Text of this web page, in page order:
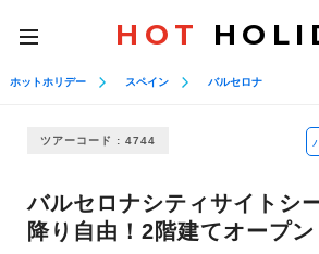
toggle
navigation
HOT
ホットホリデー スペイン バルセロナ
ツアーコード : 4744
バルセロナシティサイトシ
降り自由！2階建てオープ